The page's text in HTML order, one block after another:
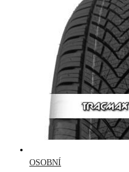
OSOBNÍ